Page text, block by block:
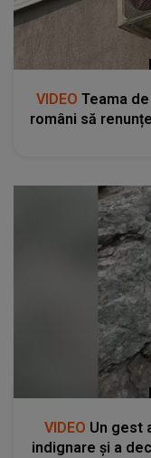
VIDEO Teama
români să
VIDEO Un gest
indignare și a